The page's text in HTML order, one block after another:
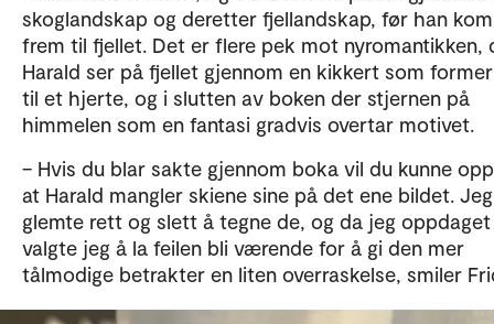
skoglandskap og deretter fjellandskap, før han
frem til fjellet. Det er flere pek mot nyromantikken,
Harald ser på fjellet gjennom en kikkert som
til et hjerte, og i slutten av boken der stjernen på
himmelen som en fantasi gradvis overtar motivet.
– Hvis du blar sakte gjennom boka vil du kunne
at Harald mangler skiene sine på det ene bildet. Jeg
glemte rett og slett å tegne de, og da jeg
valgte jeg å la feilen bli værende for å gi den mer
tålmodige betrakter en liten overraskelse, smiler